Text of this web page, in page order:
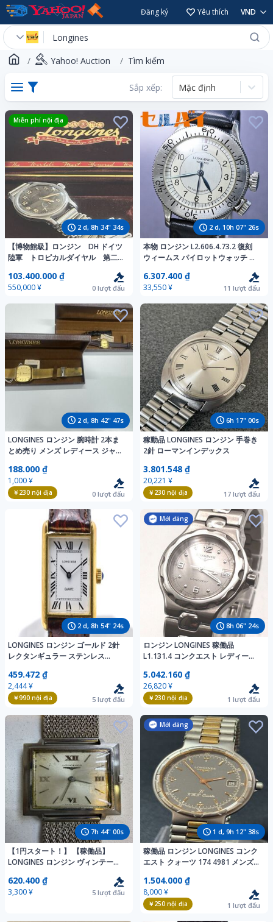
Đăng ký Yêu thích VND
Yahoo! Auction Tìm kiếm
Sắp xếp: Mặc định
2 d, 8h 34" 32s
Miễn phí nội địa
【博物館級】ロンジン DH ドイツ
陸軍 トロピカルダイヤル 第二次
ス ロンジン純正化粧箱
103.400.000 ₫
550,000 ¥ 0 lượt đấu
2 d, 10h 07" 24s
本物 ロンジン L2.606.4.73.2 復刻
ウィームス パイロットウォッチ 男
正ベルト 尾錠 LONGINES
6.307.400 ₫
33,550 ¥ 11 lượt đấu
2 d, 8h 42" 45s
LONGINES ロンジン 腕時計 2本ま
とめ売り メンズ レディース ジャン
188.000 ₫
1,000 ¥
￥230nội địa 0 lượt đấu
6h 16" 58s
稼動品 LONGINES ロンジン 手巻き
2針 ローマンインデックス
3.801.548 ₫
20,221 ¥
￥230nội địa 17 lượt đấu
2 d, 8h 54" 22s
LONGINES ロンジン ゴールド 2針
レクタンギュラー ステンレス
459.472 ₫
2,444 ¥
￥990nội địa 5 lượt đấu
8h 06" 22s
Mới đăng
ロンジン LONGINES 稼働品
L1.131.4 コンクエスト レディース
5733-001
5.042.160 ₫
26,820 ¥
￥230nội địa 1 lượt đấu
7h 43" 58s
【1円スタート！】 【稼働品】
LONGINES ロンジン ヴィンテージ
620.400 ₫
3,300 ¥ 5 lượt đấu
1 d, 9h 12" 36s
Mới đăng
稼働品 ロンジン LONGINES コンク
エスト クォーツ 174 4981 メンズ
1.504.000 ₫
8,000 ¥
￥250nội địa 1 lượt đấu